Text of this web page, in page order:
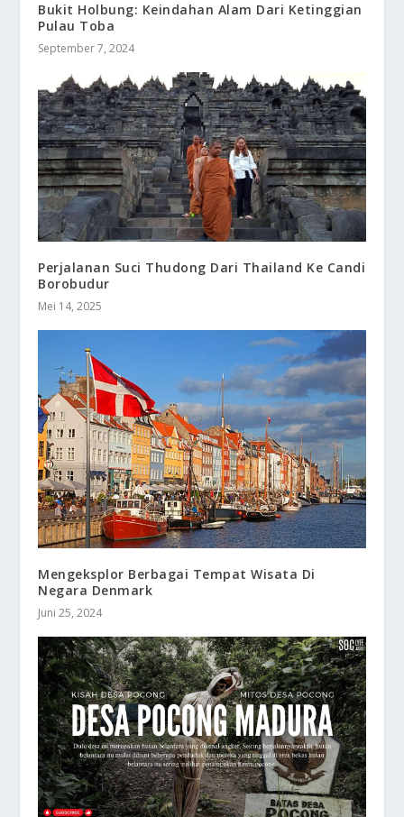
Bukit Holbung: Keindahan Alam Dari Ketinggian
Pulau Toba
September 7, 2024
Perjalanan Suci Thudong Dari Thailand Ke Candi
Borobudur
Mei 14, 2025
Mengeksplor Berbagai Tempat Wisata Di
Negara Denmark
Juni 25, 2024